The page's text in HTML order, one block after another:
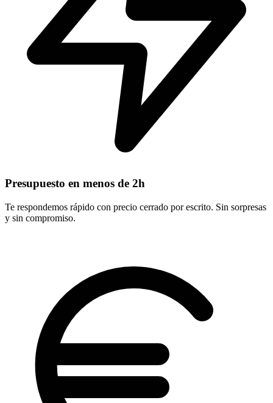
Presupuesto en menos de 2h
Te respondemos rápido con precio cerrado por escrito. Sin sorpresas
y sin compromiso.